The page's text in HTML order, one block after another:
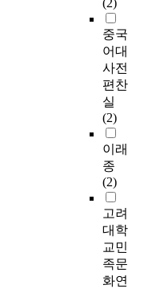
(2)
중국
어대
사전
편찬
실
(2)
이래
종
(2)
고려
대학
교민
족문
화연